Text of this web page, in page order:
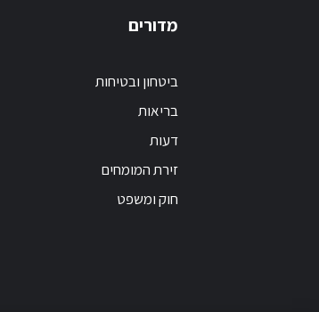
מדורים
ביטחון ובטיחות
בריאות
דעות
זירת המומחים
חוק ומשפט